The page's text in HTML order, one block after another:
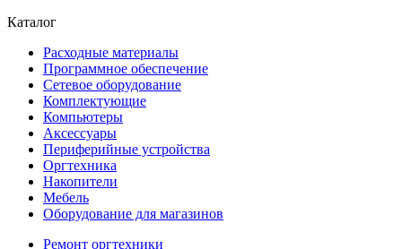
Каталог
Расходные материалы
Программное обеспечение
Сетевое оборудование
Комплектующие
Компьютеры
Аксессуары
Периферийные устройства
Оргтехника
Накопители
Мебель
Оборудование для магазинов
Ремонт оргтехники